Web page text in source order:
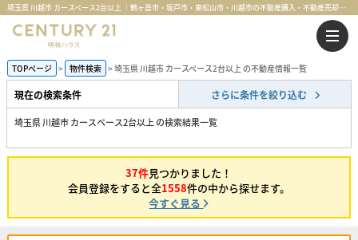
埼玉県 川越市 カースペース2台以上 ｜鶴ヶ島市・坂戸市・東松山市・川越市の不動産購入・不動産売却のことならセンチュリー21明和ハウス
TOPページ 物件検索 埼玉県 川越市 カースペース2台以上 の不動産情報一覧
現在の検索条件 さらに条件を絞り込む
埼玉県 川越市 カースペース2台以上 の検索結果一覧
37件見つかりました！
会員登録をすると全1558件の中から探せます。
今すぐ見る